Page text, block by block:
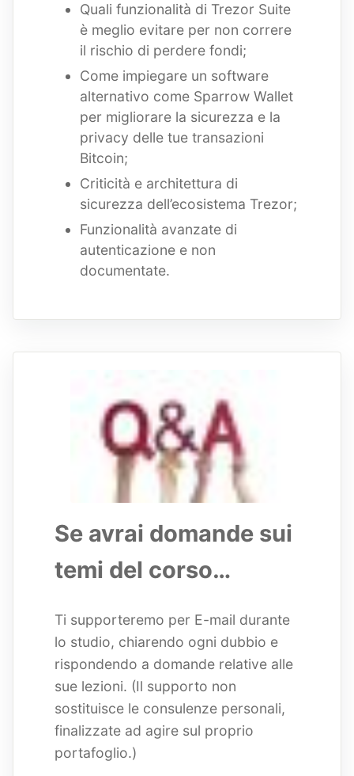
Quali funzionalità di Trezor Suite
è meglio evitare per non correre
il rischio di perdere fondi;
Come impiegare un software
alternativo come Sparrow Wallet
per migliorare la sicurezza e la
privacy delle tue transazioni
Bitcoin;
Criticità e architettura di
sicurezza dell’ecosistema Trezor;
Funzionalità avanzate di
autenticazione e non
documentate.
Se avrai domande sui
temi del corso…
Ti supporteremo per E-mail durante
lo studio, chiarendo ogni dubbio e
rispondendo a domande relative alle
sue lezioni. (Il supporto non
sostituisce le consulenze personali,
finalizzate ad agire sul proprio
portafoglio.)